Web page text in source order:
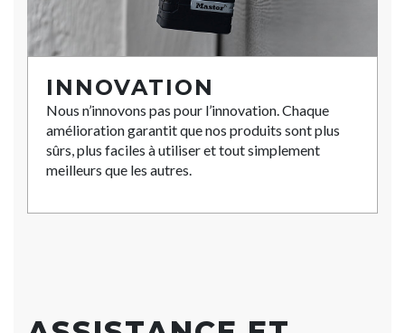
INNOVATION
Nous n’innovons pas pour l’innovation. Chaque
amélioration garantit que nos produits sont plus
sûrs, plus faciles à utiliser et tout simplement
meilleurs que les autres.